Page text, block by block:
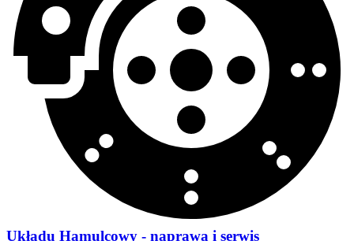
Układu Hamulcowy - naprawa i serwis